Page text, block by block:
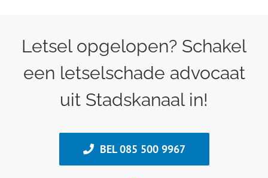
Letsel opgelopen? Schakel
een letselschade advocaat
uit Stadskanaal in!
BEL 085 500 9967